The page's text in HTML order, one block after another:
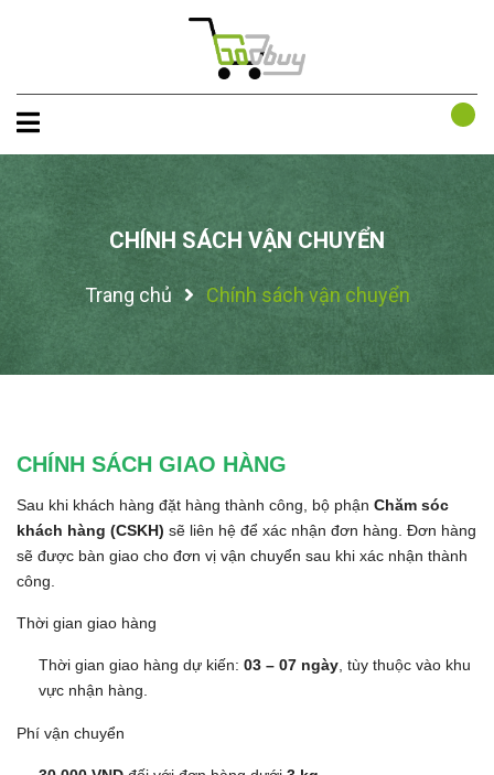
CHÍNH SÁCH VẬN CHUYỂN
Trang chủ Chính sách vận chuyển
CHÍNH SÁCH GIAO HÀNG
Sau khi khách hàng đặt hàng thành công, bộ phận Chăm sóc
khách hàng (CSKH) sẽ liên hệ để xác nhận đơn hàng. Đơn hàng
sẽ được bàn giao cho đơn vị vận chuyển sau khi xác nhận thành
công.
Thời gian giao hàng
Thời gian giao hàng dự kiến: 03 – 07 ngày , tùy thuộc vào khu
vực nhận hàng.
Phí vận chuyển